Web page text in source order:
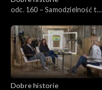
odc. 160 – Samodzielność to
Dobre historie